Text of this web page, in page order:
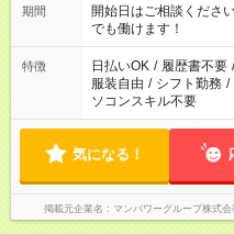
ん ※法令に基づき、週
となります ※労働者派
短時間・短期間の就業
期間
開始日はご相談くだ
でも働けます！
特徴 日払いOK / 履歴書不要 /
服装自由 / シフト勤務 /
ソコンスキル不要
気になる！
掲載元企業名 マンパワーグループ株式